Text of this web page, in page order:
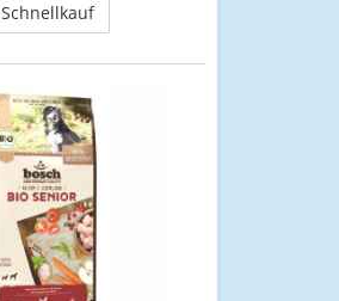
Schnellkauf